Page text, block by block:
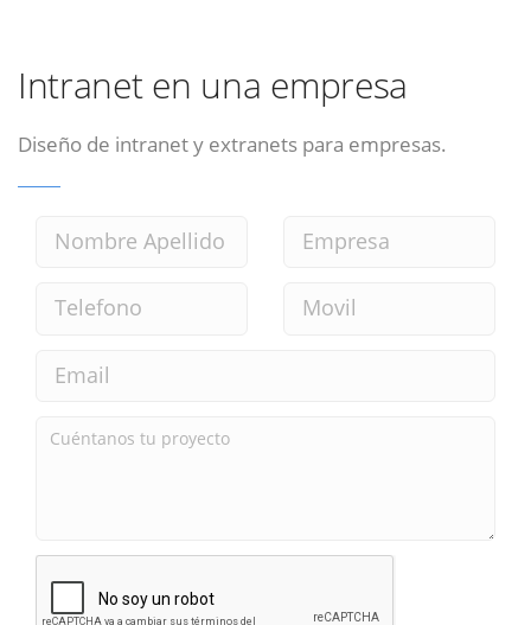
Intranet en una empresa
Diseño de intranet y extranets para empresas.